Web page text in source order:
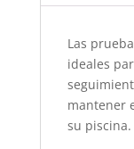
Las
ideales
mantener
su piscina.